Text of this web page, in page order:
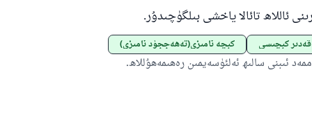
ئاللاھ تائالا ياخشى بىلگۈچىدۇر.
قەدىر كېچىسى كېچە نامىزى(تەھەججۈد نامىزى)
ئىبنى سالىھ ئەلئۈسەيمىن رەھىمەھۇللاھ.
ئىئائە